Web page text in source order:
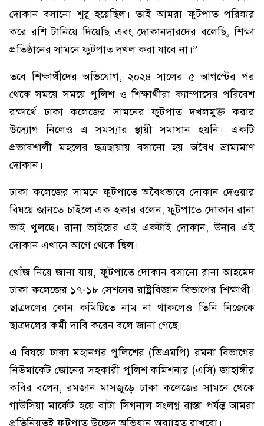
দোকান বসানো শুরু হয়েছিল। তাই আমরা ফুটপাত পরিষ্কার
করে রশি টানিয়ে দিয়েছি এবং দোকানদারদের বলেছি, শিক্ষা
প্রতিষ্ঠানের সামনে ফুটপাত দখল করা যাবে না।”
তবে শিক্ষার্থীদের অভিযোগ, ২০২৪ সালের ৫ আগস্টের পর
থেকে সময়ে সময়ে পুলিশ ও শিক্ষার্থীরা ক্যাম্পাসের পরিবেশ
রক্ষার্থে ঢাকা কলেজের সামনের ফুটপাত দখলমুক্ত করার
উদ্যোগ নিলেও এ সমস্যার স্থায়ী সমাধান হয়নি। একটি
প্রভাবশালী মহলের ছত্রছায়ায় বসানো হয় অবৈধ ভ্রাম্যমাণ
দোকান।
ঢাকা কলেজের সামনে ফুটপাতে অবৈধভাবে দোকান দেওয়ার
বিষয়ে জানতে চাইলে এক হকার বলেন, ফুটপাতে দোকান রানা
ভাই খুলছে। রানা ভাইয়ের এই একটাই দোকান, উনার এই
দোকান এখানে আগে থেকে ছিল।
খোঁজ নিয়ে জানা যায়, ফুটপাতে দোকান বসানো রানা আহমেদ
ঢাকা কলেজের ১৭-১৮ সেশনের রাষ্ট্রবিজ্ঞান বিভাগের শিক্ষার্থী।
ছাত্রদলের কোন কমিটিতে নাম না থাকলেও তিনি নিজেকে
ছাত্রদলের কর্মী দাবি করেন বলে জানা গেছে।
এ বিষয়ে ঢাকা মহানগর পুলিশের (ডিএমপি) রমনা বিভাগের
নিউমার্কেট জোনের সহকারী পুলিশ কমিশনার (এসি) জাহাঙ্গীর
কবির বলেন, রমজান মাসজুড়ে ঢাকা কলেজের সামনে থেকে
গাউসিয়া মার্কেট হয়ে বাটা সিগনাল সংলগ্ন রাস্তা পর্যন্ত আমরা
প্রতিনিয়তই ফুটপাত উচ্ছেদ অভিযান অব্যাহত রাখবো।